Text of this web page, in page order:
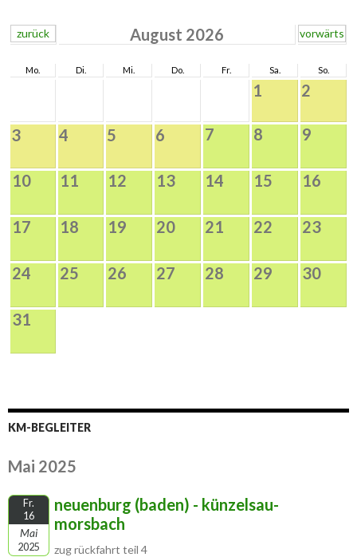
zurück August 2026 vorwärts
Mo. Di. Mi. Do. Fr. Sa. So.
1 2
3 4 5 6 7 8 9
10 11 12 13 14 15 16
17 18 19 20 21 22 23
24 25 26 27 28 29 30
31
KM-BEGLEITER
Mai 2025
Fr.
16
Mai
2025
neuenburg (baden) - künzelsau-
morsbach
zug rückfahrt teil 4